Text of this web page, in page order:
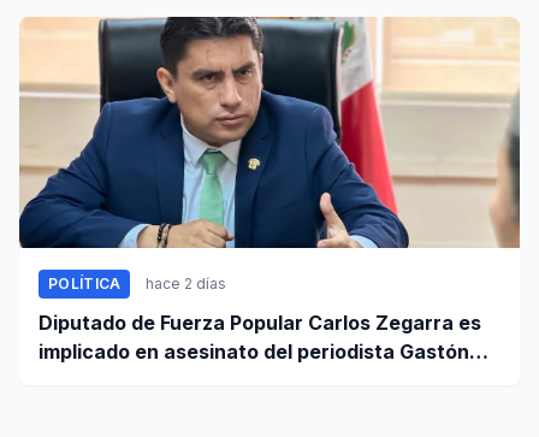
POLÍTICA hace 2 días
Diputado de Fuerza Popular Carlos Zegarra es
implicado en asesinato del periodista Gastón